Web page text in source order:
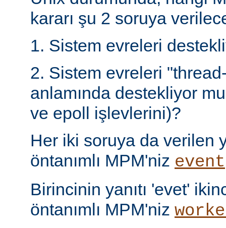
kararı şu 2 soruya
1. Sistem evreleri
2. Sistem evreleri
anlamında destekliyor
ve epoll işlevlerini)?
Her iki soruya da verilen
öntanımlı MPM'niz event
Birincinin yanıtı 'evet'
öntanımlı MPM'niz